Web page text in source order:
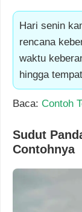
Hari senin
rencana
waktu
hingga
Baca: Contoh
Sudut
Contohnya